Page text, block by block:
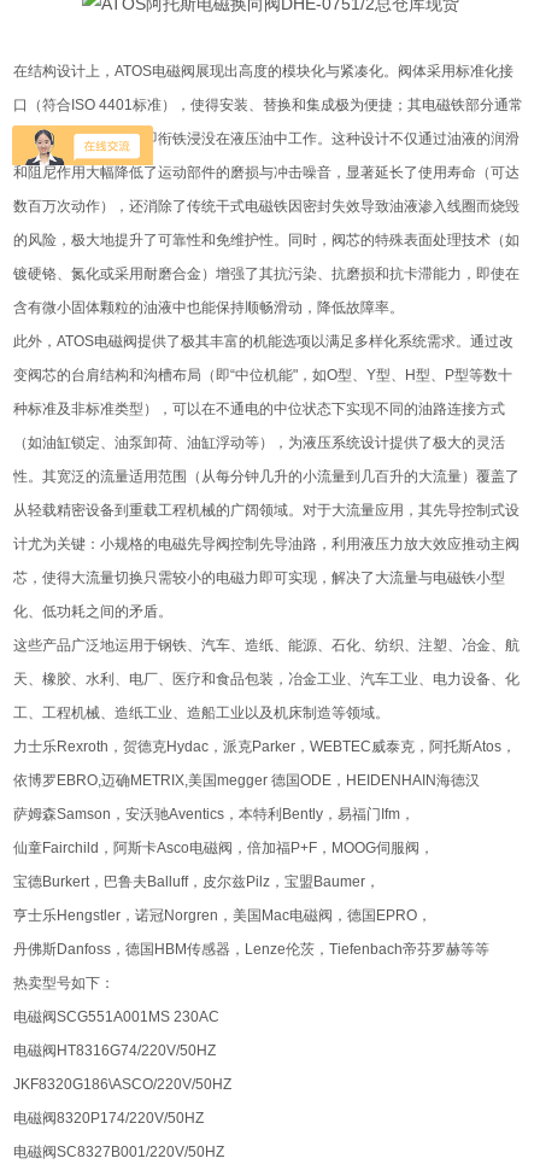
在结构设计上，ATOS电磁阀展现出高度的模块化与紧凑化。阀体采用标准化接
口（符合ISO 4401标准），使得安装、替换和集成极为便捷；其电磁铁部分通常
采用湿式衔铁结构，即衔铁浸没在液压油中工作。这种设计不仅通过油液的润滑
和阻尼作用大幅降低了运动部件的磨损与冲击噪音，显著延长了使用寿命（可达
数百万次动作），还消除了传统干式电磁铁因密封失效导致油液渗入线圈而烧毁
的风险，极大地提升了可靠性和免维护性。同时，阀芯的特殊表面处理技术（如
镀硬铬、氮化或采用耐磨合金）增强了其抗污染、抗磨损和抗卡滞能力，即使在
含有微小固体颗粒的油液中也能保持顺畅滑动，降低故障率。
此外，ATOS电磁阀提供了极其丰富的机能选项以满足多样化系统需求。通过改
变阀芯的台肩结构和沟槽布局（即“中位机能"，如O型、Y型、H型、P型等数十
种标准及非标准类型），可以在不通电的中位状态下实现不同的油路连接方式
（如油缸锁定、油泵卸荷、油缸浮动等），为液压系统设计提供了极大的灵活
性。其宽泛的流量适用范围（从每分钟几升的小流量到几百升的大流量）覆盖了
从轻载精密设备到重载工程机械的广阔领域。对于大流量应用，其先导控制式设
计尤为关键：小规格的电磁先导阀控制先导油路，利用液压力放大效应推动主阀
芯，使得大流量切换只需较小的电磁力即可实现，解决了大流量与电磁铁小型
化、低功耗之间的矛盾。
这些产品广泛地运用于钢铁、汽车、造纸、能源、石化、纺织、注塑、冶金、航
天、橡胶、水利、电厂、医疗和食品包装，冶金工业、汽车工业、电力设备、化
工、工程机械、造纸工业、造船工业以及机床制造等领域。
力士乐Rexroth，贺德克Hydac，派克Parker，WEBTEC威泰克，阿托斯Atos，
依博罗EBRO,迈确METRIX,美国megger 德国ODE，HEIDENHAIN海德汉
萨姆森Samson，安沃驰Aventics，本特利Bently，易福门Ifm，
仙童Fairchild，阿斯卡Asco电磁阀，倍加福P+F，MOOG伺服阀，
宝德Burkert，巴鲁夫Balluff，皮尔兹Pilz，宝盟Baumer，
亨士乐Hengstler，诺冠Norgren，美国Mac电磁阀，德国EPRO，
丹佛斯Danfoss，德国HBM传感器，Lenze伦茨，Tiefenbach帝芬罗赫等等
热卖型号如下：
电磁阀SCG551A001MS 230AC
电磁阀HT8316G74/220V/50HZ
JKF8320G186\ASCO/220V/50HZ
电磁阀8320P174/220V/50HZ
电磁阀SC8327B001/220V/50HZ